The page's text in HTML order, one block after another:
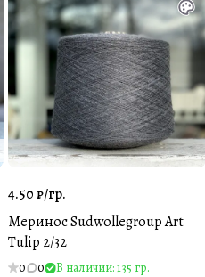
4.50 ₽/гр.
Меринос Sudwollegroup Art
Tulip 2/32
0 0
В наличии: 135 гр.